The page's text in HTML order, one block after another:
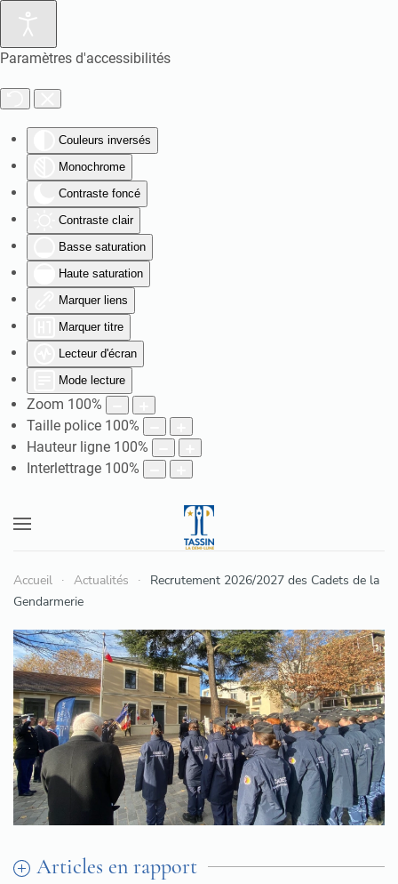
Paramètres d'accessibilités
Couleurs inversés
Monochrome
Contraste foncé
Contraste clair
Basse saturation
Haute saturation
Marquer liens
Marquer titre
Lecteur d'écran
Mode lecture
Zoom 100%
Taille police 100%
Hauteur ligne 100%
Interlettrage 100%
Accueil Actualités
Recrutement 2026/2027 des Cadets de la
Gendarmerie
Articles en rapport